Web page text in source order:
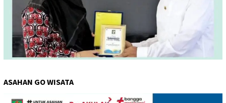
ASAHAN GO WISATA
Pemutar